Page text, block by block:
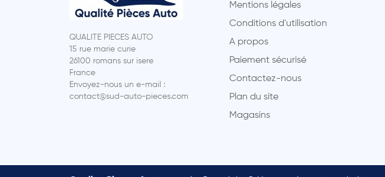
QUALITE PIECES AUTO
15 rue marie curie
26100 romans sur isere
France
Envoyez-nous un e-mail :
contact@sud-auto-pieces.com
Mentions légales
Conditions d'utilisation
A propos
Paiement sécurisé
Contactez-nous
Plan du site
Magasins